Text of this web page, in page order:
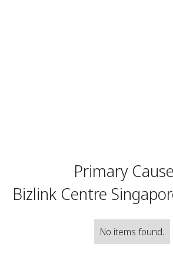
Primary
Bizlink Centre
No items found.